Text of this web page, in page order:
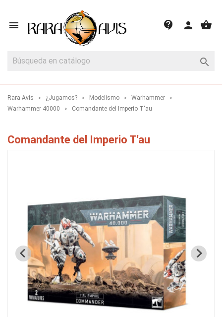
 shopping_basket
person
contact_support

Rara Avis ¿Jugamos? Modelismo
Warhammer
Warhammer 40000
Comandante del Imperio T'au
Comandante del Imperio T'au